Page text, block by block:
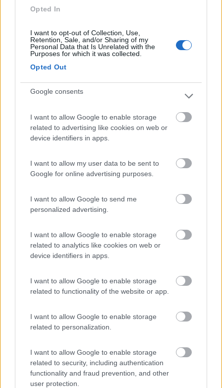
Opted In
I want to opt-out of Collection, Use,
Retention, Sale, and/or Sharing of my
Personal Data that Is Unrelated with the
Purposes for which it was collected.
Opted Out
Google consents
I want to allow Google to enable storage
related to advertising like cookies on web or
device identifiers in apps.
I want to allow my user data to be sent to
Google for online advertising purposes.
I want to allow Google to send me
personalized advertising.
I want to allow Google to enable storage
related to analytics like cookies on web or
device identifiers in apps.
I want to allow Google to enable storage
related to functionality of the website or app.
I want to allow Google to enable storage
related to personalization.
I want to allow Google to enable storage
related to security, including authentication
functionality and fraud prevention, and other
user protection.
Area di sosta a Rimini
Rimini (RN) - 3.3km
Area di sosta (AA)